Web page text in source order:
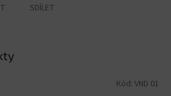
SDÍLET
Kód: VND 01